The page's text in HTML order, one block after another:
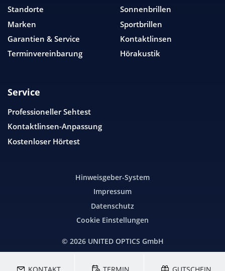
Standorte
Marken
Garantien & Service
Terminvereinbarung
Sonnenbrillen
Sportbrillen
Kontaktlinsen
Hörakustik
Service
Professioneller Sehtest
Kontaktlinsen-Anpassung
Kostenloser Hörtest
Hinweisgeber-System
Impressum
Datenschutz
Cookie Einstellungen
© 2026 UNITED OPTICS GmbH